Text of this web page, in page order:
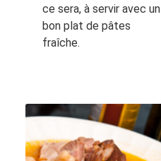
ce sera, à servir avec un
bon plat de pâtes
fraîche.